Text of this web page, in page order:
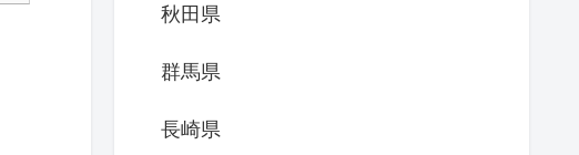
秋田県
群馬県
長崎県